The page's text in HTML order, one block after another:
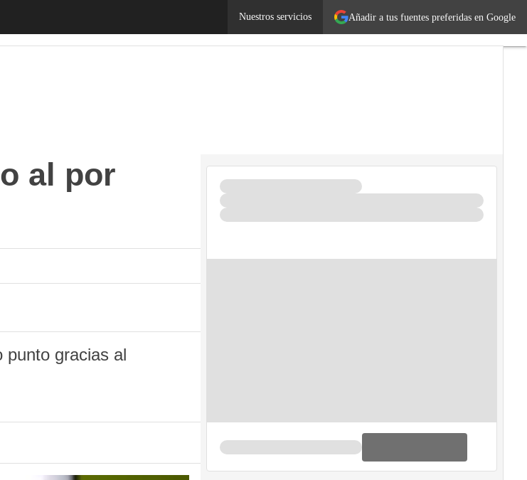
Añadir a tus fuentes preferidas en Google
Nuestros servicios
LegislaciónTecnología
al por
punto gracias al